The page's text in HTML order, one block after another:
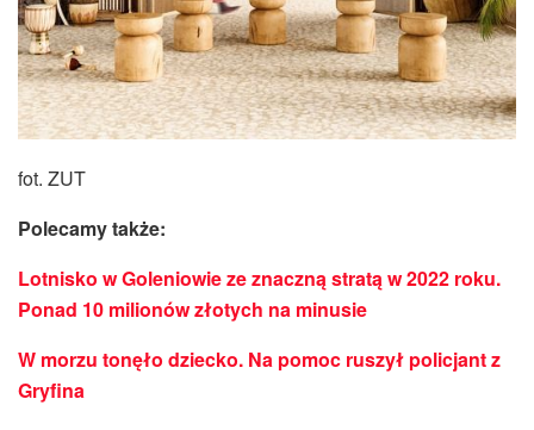
fot. ZUT
Polecamy także:
Lotnisko w Goleniowie ze znaczną stratą w 2022 roku.
Ponad 10 milionów złotych na minusie
W morzu tonęło dziecko. Na pomoc ruszył policjant z
Gryfina